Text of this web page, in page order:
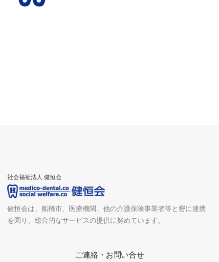
社会福祉法人 健恒会
健恒会は、船橋市、医療機関、他の介護保険事業者等と密に連携
を図り、総合的なサービスの提供に努めています。
ご連絡・お問い合せ